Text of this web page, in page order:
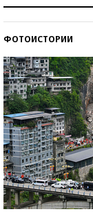
ФОТОИСТОРИИ